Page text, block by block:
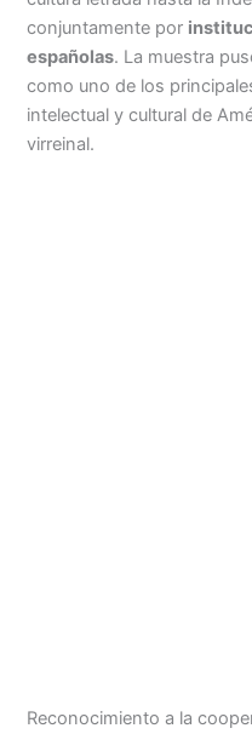
conjuntamente por
españolas. La muestra
como uno de los
intelectual y cultural de
virreinal.
Reconocimiento a la